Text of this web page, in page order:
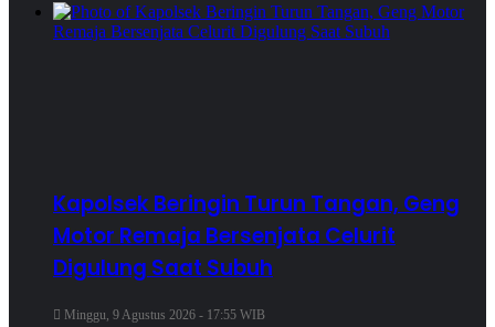
Kapolsek Beringin Turun Tangan, Geng
Motor Remaja Bersenjata Celurit
Digulung Saat Subuh
Minggu, 9 Agustus 2026 - 17:55 WIB